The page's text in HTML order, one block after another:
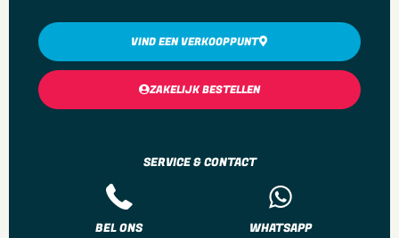
SERVICE & CONTACT
BEL ONS WHATSAPP
VIND EEN VERKOOPPUNT
ZAKELIJK BESTELLEN